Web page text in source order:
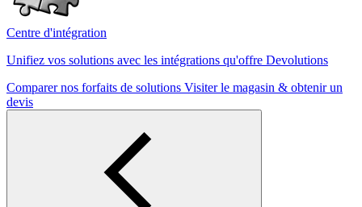
Centre d'intégration
Unifiez vos solutions avec les intégrations qu'offre Devolutions
Comparer nos forfaits de solutions Visiter le magasin & obtenir un
devis